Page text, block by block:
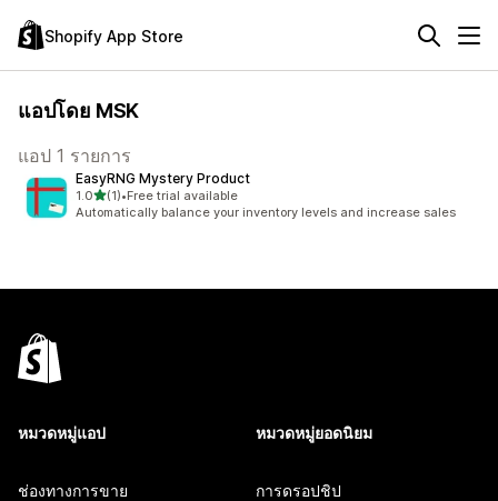
Shopify App Store
แอปโดย MSK
แอป 1 รายการ
EasyRNG Mystery Product
1.0เต็ม 5 ดาว
(1)
ทั้งหมด 1 รีวิว
•Free trial available
Automatically balance your inventory levels and increase sales
หมวดหมู่แอป
ช่องทางการขาย
หมวดหมู่ยอดนิยม
การดรอปชิป